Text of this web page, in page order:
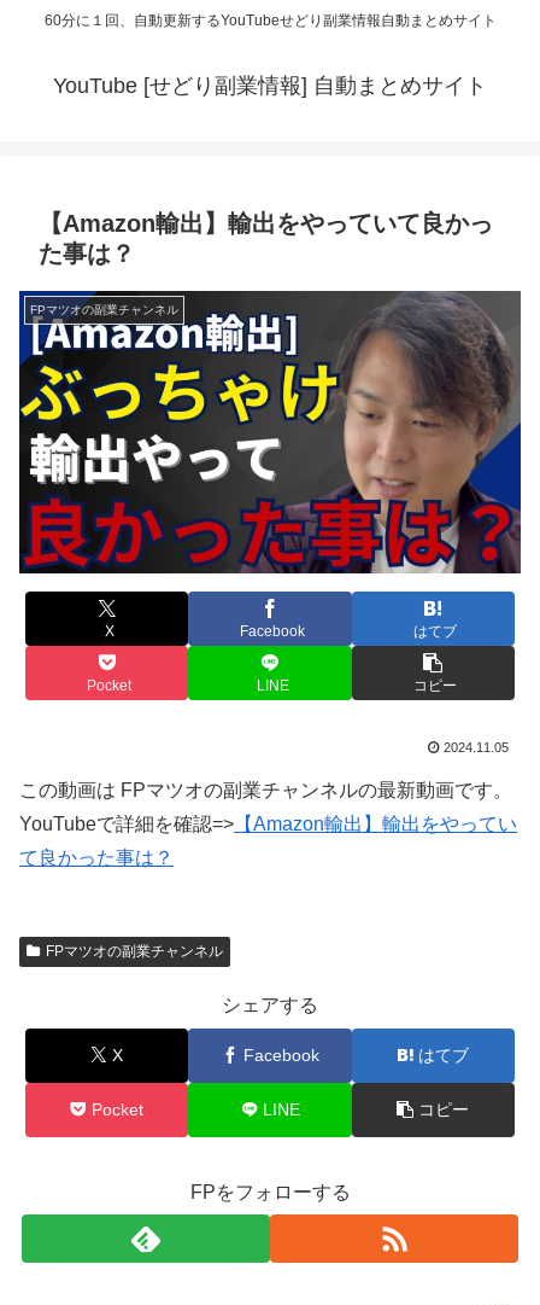
60分に１回、自動更新するYouTubeせどり副業情報自動まとめサイト
YouTube [せどり副業情報] 自動まとめサイト
【Amazon輸出】輸出をやっていて良かっ
た事は？
FPマツオの副業チャンネル
X Facebook はてブ
Pocket LINE コピー
2024.11.05
この動画は FPマツオの副業チャンネルの最新動画です。
YouTubeで詳細を確認=> 【Amazon輸出】輸出をやってい
て良かった事は？
FPマツオの副業チャンネル
シェアする
X Facebook はてブ
Pocket LINE コピー
FPをフォローする